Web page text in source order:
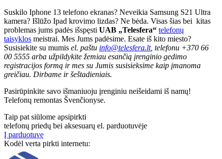
Suskilo Iphone 13 telefono ekranas? Neveikia Samsung S21 Ultra
kamera? Išlūžo Ipad krovimo lizdas? Ne bėda. Visas šias bei kitas
problemas jums padės išspęsti UAB „Telesfera“ telefonų
taisyklos meistrai. Mes Jums padėsime. Esate iš kito miesto?
Susisiekite su mumis el. paštu info@telesfera.lt, telefonu +370 66
00 5555 arba užpildykite žemiau esančią įrenginio gedimo
registracijos formą ir mes su Jumis susisieksime kaip įmanoma
greičiau. Dirbame ir šeštadieniais.
Pasirūpinkite savo išmaniuoju įrenginiu neišeidami iš namų!
Telefonų remontas Švenčionyse.
Taip pat siūlome apsipirkti
telefonų priedų bei aksesuarų el. parduotuvėje
Į parduotuvę
Kodėl verta pirkti internetu: